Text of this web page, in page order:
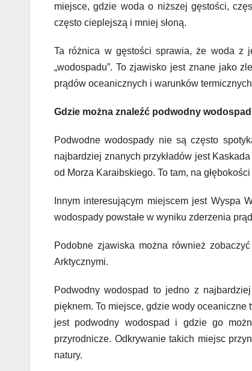
miejsce, gdzie woda o niższej gęstości,
często cieplejszą i mniej słoną.
Ta różnica w gęstości sprawia, że woda z
„wodospadu”. To zjawisko jest znane jako
prądów oceanicznych i warunków
Gdzie można znaleźć podwodny
Podwodne wodospady nie są często
najbardziej znanych przykładów jest
od Morza Karaibskiego. To tam, na
Innym interesującym miejscem jest Wyspa
wodospady powstałe w wyniku zderzenia
Podobne zjawiska można również
Arktycznymi.
Podwodny wodospad to jedno z
pięknem. To miejsce, gdzie wody
jest podwodny wodospad i gdzie go
przyrodnicze. Odkrywanie takich miejsc
natury.